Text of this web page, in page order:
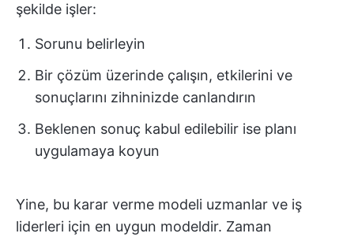
şekilde işler:
Sorunu belirleyin
Bir çözüm üzerinde çalışın, etkilerini ve
sonuçlarını zihninizde canlandırın
Beklenen sonuç kabul edilebilir ise planı
uygulamaya koyun
Yine, bu karar verme modeli uzmanlar ve iş
liderleri için en uygun modeldir. Zaman